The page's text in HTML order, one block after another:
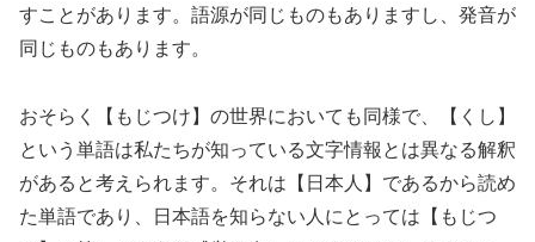
すことがあります。語源が同じものもありますし、発音が
同じものもあります。
おそらく【もじつけ】の世界においても同様で、【くし】
という単語は私たちが知っている文字情報とは異なる解釈
があると考えられます。それは【日本人】であるから読め
た単語であり、日本語を知らない人にとっては【もじつ